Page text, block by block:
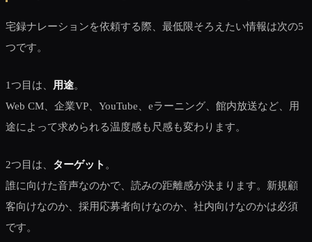
宅録ナレーションを依頼する際、最低限そろえたい情報は次の5
つです。
1つ目は、 用途。
Web CM、企業VP、YouTube、eラーニング、館内放送など、用
途によって求められる温度感も尺感も変わります。
2つ目は、 ターゲット 。
誰に向けた音声なのかで、読みの距離感が決まります。新規顧
客向けなのか、採用応募者向けなのか、社内向けなのかは必須
です。